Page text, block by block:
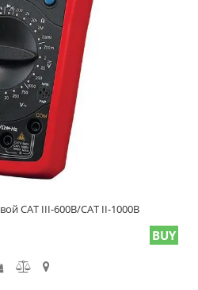
CAT III-600В/CAT II-1000В
BUY